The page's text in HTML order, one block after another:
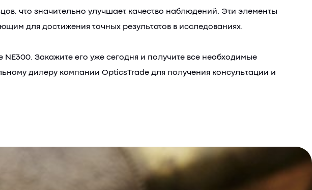
что значительно улучшает качество наблюдений. Эти элементы
для достижения точных результатов в исследованиях.
Закажите его уже сегодня и получите все необходимые
дилеру компании OpticsTrade для получения консультации и